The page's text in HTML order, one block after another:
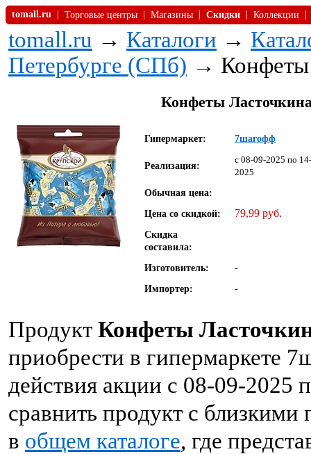
tomall.ru Торговые центры Магазины Скидки Коллекции
tomall.ru → Каталоги →
Петербурге (СПб) → Конфеты
Конфеты
Гипермаркет: 7шагофф
Реализация:
c 08-09-2025 по
2025
Обычная цена:
Цена со скидкой:
79,99 руб.
Скидка
составила:
Изготовитель:
-
Импортер:
-
Продукт Конфеты
приобрести в гипермаркете
действия акции с 08-09-
сравнить продукт с
в общем каталоге, где